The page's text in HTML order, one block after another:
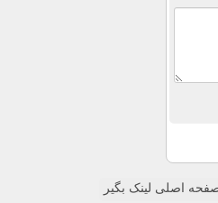
اصلی لینک بگیر